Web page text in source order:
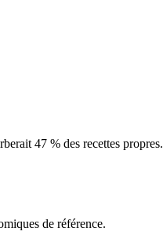
47 % des recettes propres.
de référence.